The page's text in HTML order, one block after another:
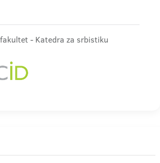
- Katedra za srbistiku